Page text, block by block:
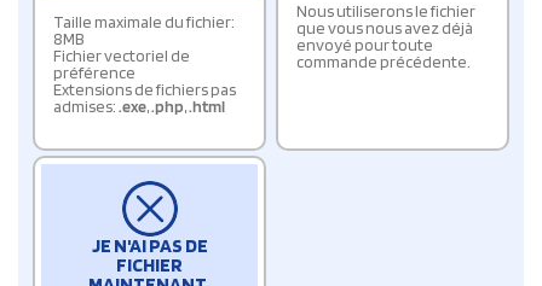
Taille maximale du fichier:
8MB
Fichier vectoriel de
préférence
Extensions de fichiers pas
admises:.exe,.php,.html
Nous utiliserons le fichier
que vous nous avez déjà
envoyé pour toute
commande précédente.
JE N'AI PAS DE
FICHIER